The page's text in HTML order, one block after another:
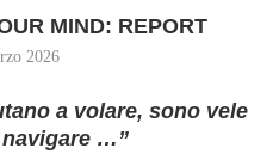
MIND: REPORT
2026
a volare, sono vele
…”